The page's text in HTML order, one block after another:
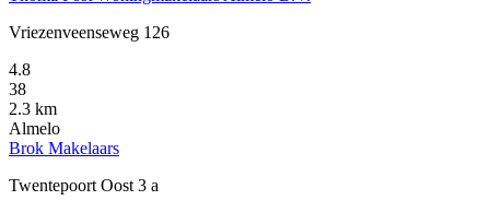
Vriezenveenseweg 126
4.8
38
2.3 km
Almelo
Brok Makelaars
Twentepoort Oost 3 a